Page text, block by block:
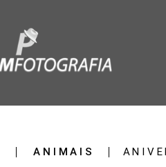
ANIMAIS